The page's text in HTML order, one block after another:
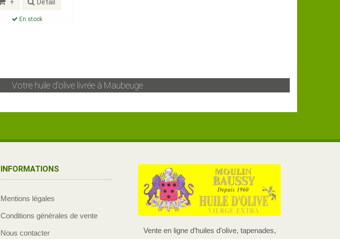
+ Détail
En stock
Votre huile d'olive livrée à Maubeuge
INFORMATIONS
Mentions légales
Conditions générales de vente
Nous contacter
Vente en ligne d’huiles d’olive, tapenades,